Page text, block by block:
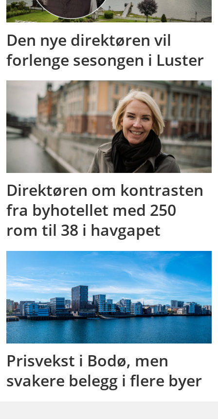
Den nye direktøren vil
forlenge sesongen i Luster
Direktøren om kontrasten
fra byhotellet med 250
rom til 38 i havgapet
Prisvekst i Bodø, men
svakere belegg i flere byer